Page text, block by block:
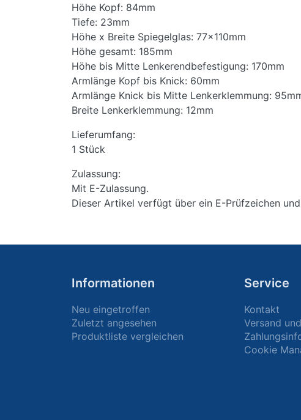
Höhe Kopf: 84mm
Tiefe: 23mm
Höhe x Breite Spiegelglas: 77x110mm
Höhe gesamt: 185mm
Höhe bis Mitte Lenkerendbefestigung: 170mm
Armlänge Kopf bis Knick: 60mm
Armlänge Knick bis Mitte Lenkerklemmung:
Breite Lenkerklemmung: 12mm
Lieferumfang:
1 Stück
Zulassung:
Mit E-Zulassung.
Dieser Artikel verfügt über ein E-Prüfzeichen
Informationen
Neu eingetroffen
Zuletzt angesehen
Produktliste vergleichen
Service
Kontakt
Versand
Cookie